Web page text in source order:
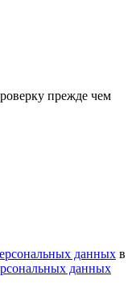
прежде чем
данных в
данных